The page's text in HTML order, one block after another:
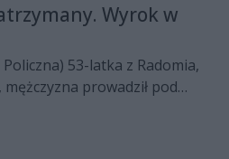
Wyrok w
53-latka z Radomia,
mężczyzna prowadził pod